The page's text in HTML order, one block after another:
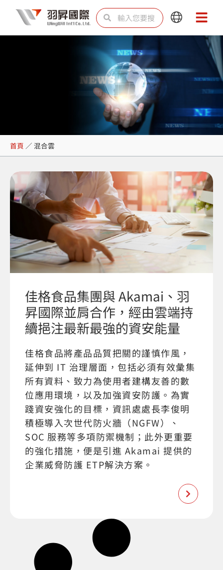
主
搜
尋 尋
Main
Menu
Main
Menu
混合雲
首頁 ／ 混合雲
佳格食品集團與 Akamai、羽
昇國際並肩合作，經由雲端持
續挹注最新最強的資安能量
佳格食品將產品品質把關的謹慎作風，
延伸到 IT 治理層面，包括必須有效彙集
所有資料、致力為使用者建構友善的數
位應用環境，以及加強資安防護。為實
踐資安強化的目標，資訊處處長李俊明
積極導入次世代防火牆（NGFW）、
SOC 服務等多項防禦機制；此外更重要
的強化措施，便是引進 Akamai 提供的
企業威脅防護 ETP解決方案。